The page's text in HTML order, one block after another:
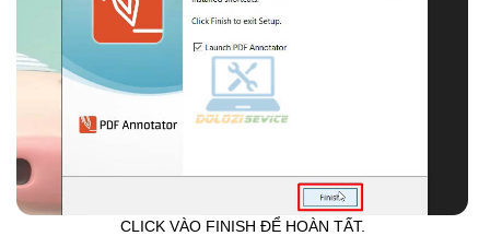
CLICK VÀO FINISH ĐỂ HOÀN TẤT.